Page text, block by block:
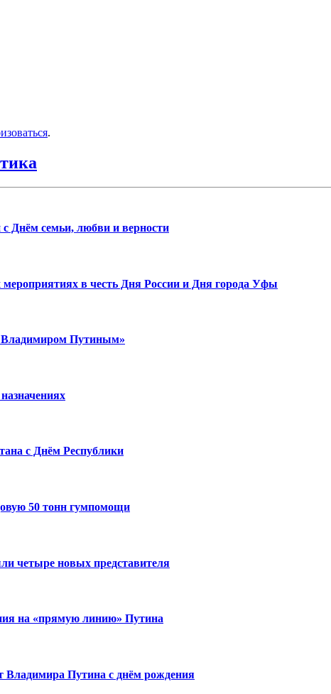
.
Днём семьи, любви и верности
в честь Дня России и Дня города Уфы
Владимиром Путиным»
с Днём Республики
50 тонн гумпомощи
четыре новых представителя
на «прямую линию» Путина
Владимира Путина с днём рождения